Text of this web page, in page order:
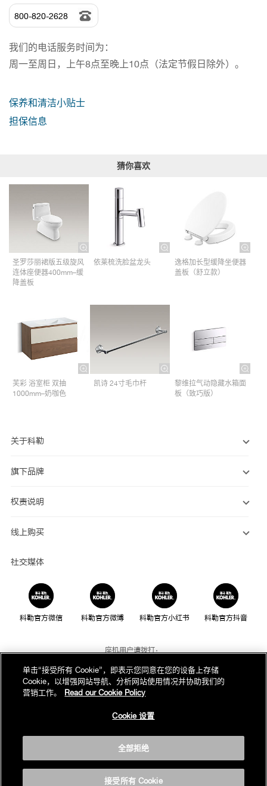
800-820-2628
我们的电话服务时间为：
周一至周日，上午8点至晚上10点（法定节假日除外）。
保养和清洁小贴士
担保信息
猜你喜欢
圣罗莎丽裙版五级旋风
连体座便器400mm–缓
降盖板
依莱梳洗脸盆龙头
逸格加长型缓降坐便器
盖板（舒立款）
芙彩 浴室柜 双抽
1000mm–奶咖色
凯诗 24寸毛巾杆​
黎维拉气动隐藏水箱面
板（致巧版）
关于科勒
旗下品牌
权责说明
线上购买
社交媒体
科勒官方微信 科勒官方微博 科勒官方小红书 科勒官方抖音
座机用户请拨打：
800-820-2628
手机用户请拨打：
400-820-2628
我们的电话服务时间为：
版权为科勒(中国)投资有限公司所有©2019
沪ICP备05026969号-1
单击“接受所有 Cookie”，即表示您同意在您的设备上存储
Cookie，以增强网站导航、分析网站使用情况并协助我们的
营销工作。
Read our Cookie Policy
Cookie 设置
全部拒绝
接受所有 Cookie